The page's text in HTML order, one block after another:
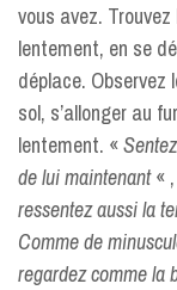
vous avez.
lentement, en se
déplace. Observez
sol, s’allonger au
lentement. «
de lui maintenant« ,
ressentez aussi la
Comme de
regardez comme la